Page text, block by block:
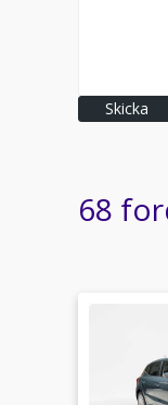
Skicka
68